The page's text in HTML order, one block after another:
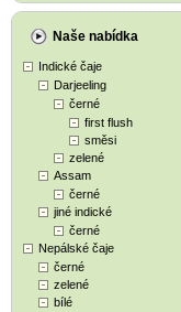
Naše nabídka
Indické čaje
Darjeeling
černé
first flush
směsi
zelené
Assam
černé
jiné indické
černé
Nepálské čaje
černé
zelené
bílé